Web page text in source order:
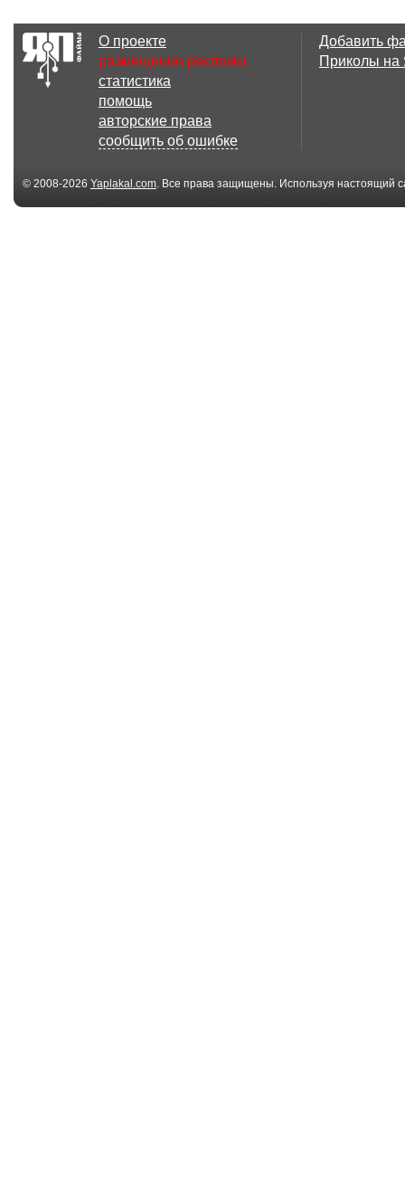
О проекте
размещение рекламы
статистика
помощь
авторские права
сообщить об ошибке
Добавить
Приколы
© 2008-2026 Yaplakal.com. Все права защищены. Используя настоящий